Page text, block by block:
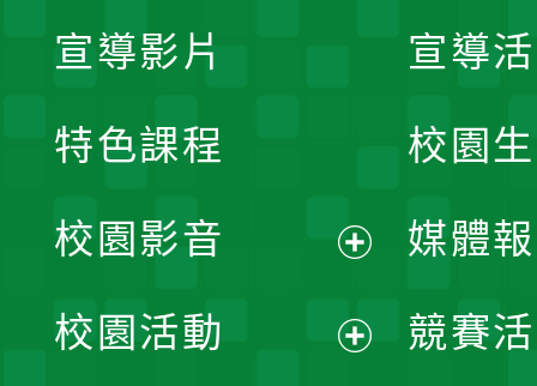
宣導
校園
媒體
競賽
宣導影片
特色課程
校園影音
開
校園活動